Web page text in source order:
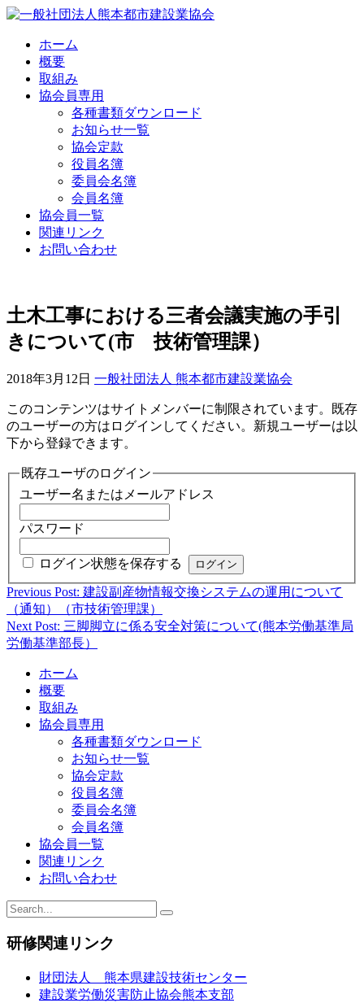
Skip
contentホーム
概要
取組み
協会員専用
各種書類ダウンロード
お知らせ一覧
協会定款
役員名簿
委員会名簿
会員名簿
協会員一覧
関連リンク
お問い合わせ
土木工事における三者会議実施の手引
きについて(市 技術管理課）
2018年3月12日 一般社団法人 熊本都市建設業協会
このコンテンツはサイトメンバーに制限されています。既存
のユーザーの方はログインしてください。新規ユーザーは以
下から登録できます。
既存ユーザのログイン
ユーザー名またはメールアドレス
パスワード
ログイン状態を保存する
投
稿
ナ
Previous Post: 建設副産物情報交換システムの運用について
（通知）（市技術管理課）
Next Post: 三脚脚立に係る安全対策について(熊本労働基準局
労働基準部長）
ホーム
概要
取組み
協会員専用
各種書類ダウンロード
お知らせ一覧
協会定款
役員名簿
委員会名簿
会員名簿
協会員一覧
関連リンク
お問い合わせ
研修関連リンク
財団法人 熊本県建設技術センター
建設業労働災害防止協会熊本支部